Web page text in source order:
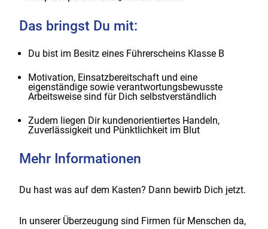
Das bringst Du mit:
Du bist im Besitz eines Führerscheins Klasse B
Motivation, Einsatzbereitschaft und eine
eigenständige sowie verantwortungsbewusste
Arbeitsweise sind für Dich selbstverständlich
Zudem liegen Dir kundenorientiertes Handeln,
Zuverlässigkeit und Pünktlichkeit im Blut
Mehr Informationen
Du hast was auf dem Kasten? Dann bewirb Dich jetzt.
In unserer Überzeugung sind Firmen für Menschen da,